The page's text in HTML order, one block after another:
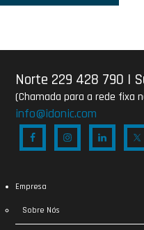
Norte 229 428 790 |
(Chamada para a rede fixa
info@idonic.com
Empresa
Sobre Nós